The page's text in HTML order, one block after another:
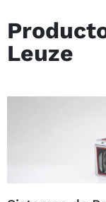
Leuze